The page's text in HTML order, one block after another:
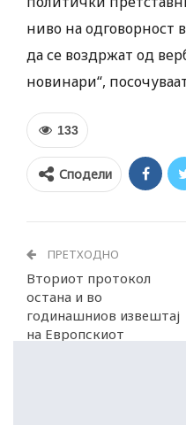
ниво на одговорност
да се воздржат од
новинари“,
133
Сподели
ПРЕТХОДНО
Вториот протокол
остана и во
годинашниов извештај
на Европскиот